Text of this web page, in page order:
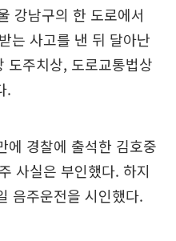
강남구의 한 도로에서
는 사고를 낸 뒤 달아난
도주치상, 도로교통법상
.
에 경찰에 출석한 김호중
사실은 부인했다. 하지
음주운전을 시인했다.